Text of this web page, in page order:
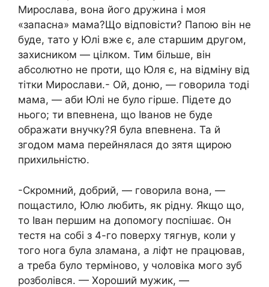
Мирослава, вона його дружина і моя
«запасна» мама?Що відповісти? Папою він не
буде, тато у Юлі вже є, але старшим другом,
захисником — цілком. Тим більше, він
абсолютно не проти, що Юля є, на відміну від
тітки Мирослави.- Ой, доню, — говорила тоді
мама, — аби Юлі не було гірше. Підете до
нього; ти впевнена, що Іванов не буде
ображати внучку?Я була впевнена. Та й
згодом мама перейнялася до зятя щирою
прихильністю.
-Скромний, добрий, — говорила вона, —
пощастило, Юлю любить, як рідну. Якщо що,
то Іван першим на допомогу поспішає. Он
тестя на собі з 4-го поверху тягнув, коли у
того нога була зламана, а ліфт не працював,
а треба було терміново, у чоловіка мого зуб
розболівся. — Хороший мужик, —